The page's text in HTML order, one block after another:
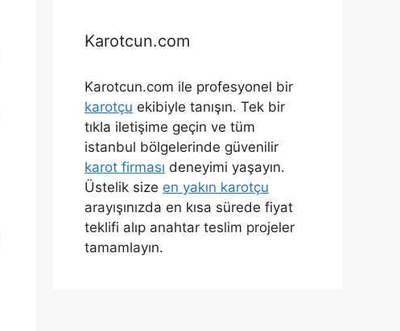
Karotcun.com
Karotcun.com ile profesyonel bir
karotçu ekibiyle tanışın. Tek bir
tıkla iletişime geçin ve tüm
istanbul bölgelerinde güvenilir
karot firması deneyimi yaşayın.
Üstelik size en yakın karotçu
arayışınızda en kısa sürede fiyat
teklifi alıp anahtar teslim projeler
tamamlayın.